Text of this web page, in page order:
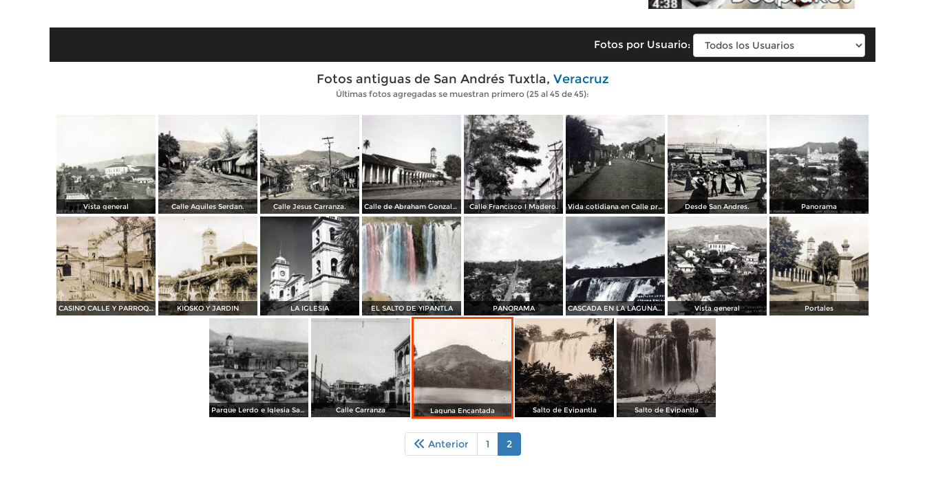
Fotos por Usuario:
Fotos antiguas de San Andrés Tuxtla, Veracruz
Últimas fotos agregadas se muestran primero (25 al 45 de 45):
Vista general Calle Aquiles Serdan. Calle Jesus Carranza. Calle de Abraham Gonzalez. Calle Francisco I Madero. Vida cotidiana en Calle principal. Desde San Andres. Panorama
CASINO CALLE Y PARROQUIA KIOSKO Y JARDIN LA IGLESIA EL SALTO DE YIPANTLA PANORAMA CASCADA EN LA LAGUNA ENCANTADA Vista general Portales
Parque Lerdo e Iglesia Sa Jose Calle Carranza Laguna Encantada Salto de Eyipantla Salto de Eyipantla
Anterior 1 2